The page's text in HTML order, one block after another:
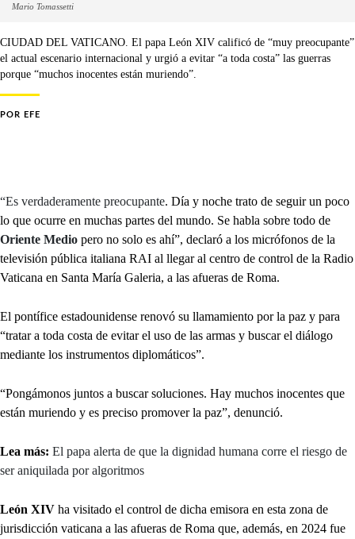
Mario Tomassetti
CIUDAD DEL VATICANO. El papa León XIV calificó de “muy preocupante”
el actual escenario internacional y urgió a evitar “a toda costa” las guerras
porque “muchos inocentes están muriendo”.
POR EFE
“Es verdaderamente preocupante. Día y noche trato de seguir un poco
lo que ocurre en muchas partes del mundo. Se habla sobre todo de
Oriente Medio pero no solo es ahí”, declaró a los micrófonos de la
televisión pública italiana RAI al llegar al centro de control de la Radio
Vaticana en Santa María Galeria, a las afueras de Roma.
El pontífice estadounidense renovó su llamamiento por la paz y para
“tratar a toda costa de evitar el uso de las armas y buscar el diálogo
mediante los instrumentos diplomáticos”.
“Pongámonos juntos a buscar soluciones. Hay muchos inocentes que
están muriendo y es preciso promover la paz”, denunció.
Lea más: El papa alerta de que la dignidad humana corre el riesgo de
ser aniquilada por algoritmos
León XIV ha visitado el control de dicha emisora en esta zona de
jurisdicción vaticana a las afueras de Roma que, además, en 2024 fue